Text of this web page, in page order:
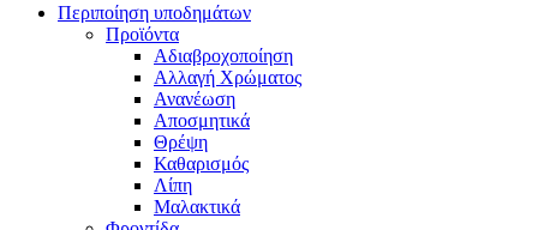
Περιποίηση υποδημάτων
Προϊόντα
Αδιαβροχοποίηση
Αλλαγή Χρώματος
Ανανέωση
Αποσμητικά
Θρέψη
Καθαρισμός
Λίπη
Μαλακτικά